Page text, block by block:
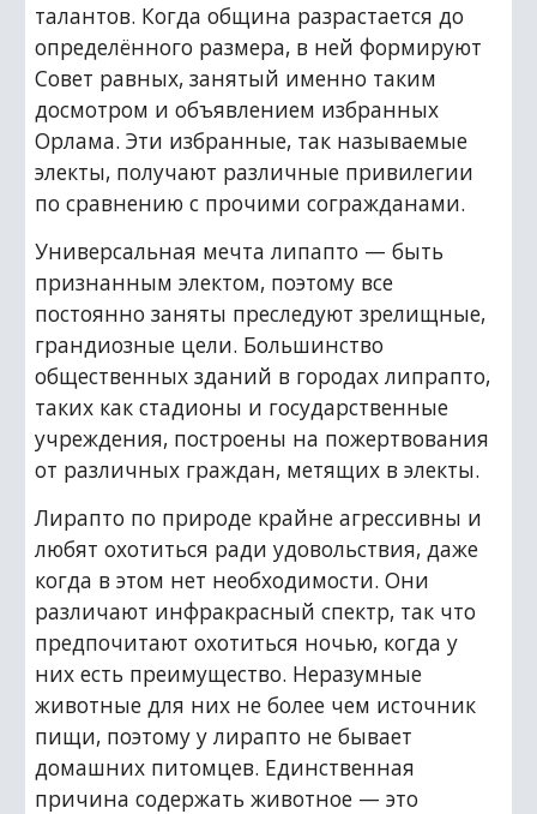
талантов. Когда община разрастается до
определённого размера, в ней формируют
Совет равных, занятый именно таким
досмотром и объявлением избранных
Орлама. Эти избранные, так называемые
электы, получают различные привилегии
по сравнению с прочими согражданами.
Универсальная мечта липапто — быть
признанным электом, поэтому все
постоянно заняты преследуют зрелищные,
грандиозные цели. Большинство
общественных зданий в городах липрапто,
таких как стадионы и государственные
учреждения, построены на пожертвования
от различных граждан, метящих в электы.
Лирапто по природе крайне агрессивны и
любят охотиться ради удовольствия, даже
когда в этом нет необходимости. Они
различают инфракрасный спектр, так что
предпочитают охотиться ночью, когда у
них есть преимущество. Неразумные
животные для них не более чем источник
пищи, поэтому у лирапто не бывает
домашних питомцев. Единственная
причина содержать животное — это